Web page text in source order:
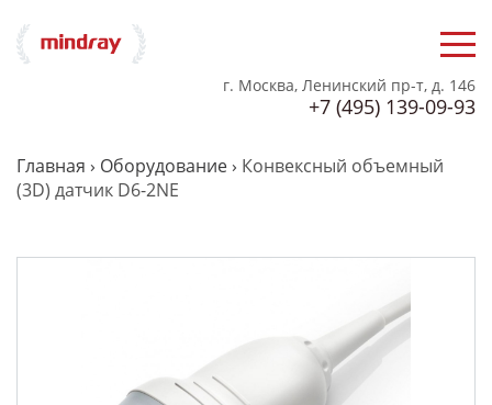
г. Москва, Ленинский пр-т, д. 146
+7 (495) 139-09-93
Главная › Оборудование › Конвексный объемный
(3D) датчик D6-2NE